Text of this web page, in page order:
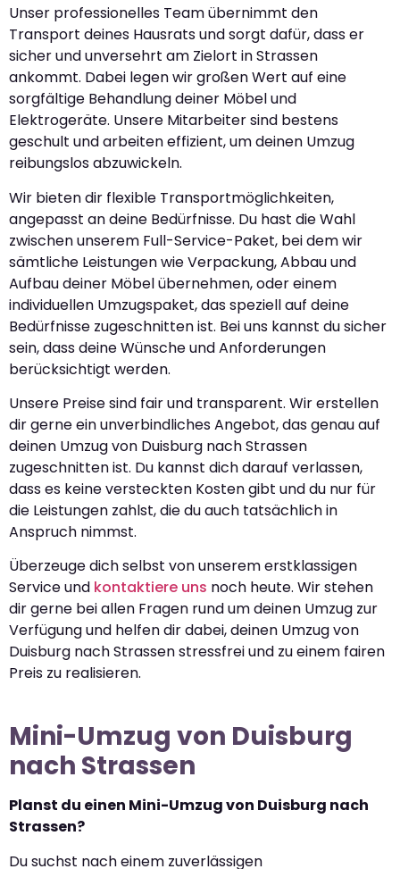
Unser professionelles Team übernimmt den
Transport deines Hausrats und sorgt dafür, dass er
sicher und unversehrt am Zielort in Strassen
ankommt. Dabei legen wir großen Wert auf eine
sorgfältige Behandlung deiner Möbel und
Elektrogeräte. Unsere Mitarbeiter sind bestens
geschult und arbeiten effizient, um deinen Umzug
reibungslos abzuwickeln.
Wir bieten dir flexible Transportmöglichkeiten,
angepasst an deine Bedürfnisse. Du hast die Wahl
zwischen unserem Full-Service-Paket, bei dem wir
sämtliche Leistungen wie Verpackung, Abbau und
Aufbau deiner Möbel übernehmen, oder einem
individuellen Umzugspaket, das speziell auf deine
Bedürfnisse zugeschnitten ist. Bei uns kannst du sicher
sein, dass deine Wünsche und Anforderungen
berücksichtigt werden.
Unsere Preise sind fair und transparent. Wir erstellen
dir gerne ein unverbindliches Angebot, das genau auf
deinen Umzug von Duisburg nach Strassen
zugeschnitten ist. Du kannst dich darauf verlassen,
dass es keine versteckten Kosten gibt und du nur für
die Leistungen zahlst, die du auch tatsächlich in
Anspruch nimmst.
Überzeuge dich selbst von unserem erstklassigen
Service und kontaktiere uns noch heute. Wir stehen
dir gerne bei allen Fragen rund um deinen Umzug zur
Verfügung und helfen dir dabei, deinen Umzug von
Duisburg nach Strassen stressfrei und zu einem fairen
Preis zu realisieren.
Mini-Umzug von Duisburg
nach Strassen
Planst du einen Mini-Umzug von Duisburg nach
Strassen?
Du suchst nach einem zuverlässigen